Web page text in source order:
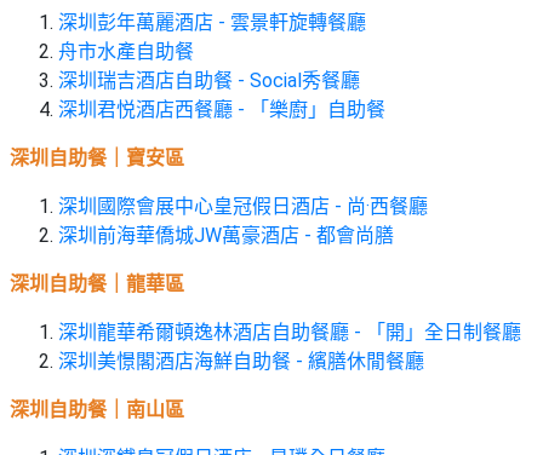
品
即
食
煮
列
聚
會
及
拍
餐
親
子
活
動
侶
心
願
清
好
處
地
到
蛋
糕
#
深圳彭年萬麗酒店 - 雲景軒旋轉餐廳
舟市水產自助餐
深圳瑞吉酒店自助餐 - Social秀餐廳
深圳君悦酒店西餐廳 - 「樂廚」自助餐
深圳自助餐｜寶安區
深圳國際會展中心皇冠假日酒店 - 尚·西餐廳
深圳前海華僑城JW萬豪酒店 - 都會尚膳
深圳自助餐｜龍華區
深圳龍華希爾頓逸林酒店自助餐廳 - 「開」全日制餐廳
深圳美憬閣酒店海鮮自助餐 - 繽膳休閒餐廳
深圳自助餐｜南山區